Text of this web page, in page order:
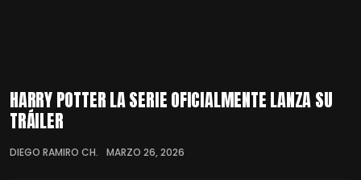
HARRY POTTER LA SERIE OFICIALMENTE LANZA SU
TRÁILER
DIEGO RAMIRO CH. MARZO 26, 2026